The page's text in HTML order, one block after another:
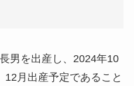
男を出産し、2024年10
12月出産予定であること